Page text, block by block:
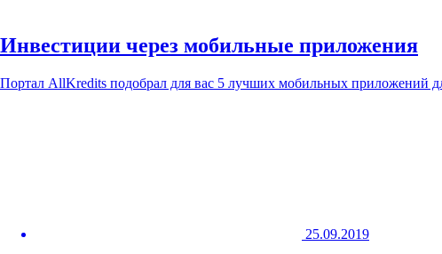
Инвестиции через мобильные приложения
Портал AllKredits подобрал для вас 5 лучших мобильных приложений
25.09.2019